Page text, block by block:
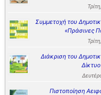
Συμμετοχή του
«Πράσινες
Διάκριση του
Πιστοποίηση